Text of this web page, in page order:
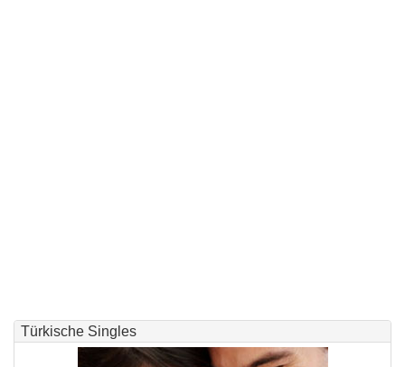
Türkische Singles